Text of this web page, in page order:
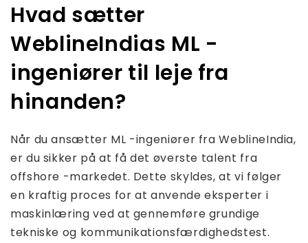
Hvad sætter
WeblineIndias ML -
ingeniører til leje fra
hinanden?
Når du ansætter ML -ingeniører fra WeblineIndia,
er du sikker på at få det øverste talent fra
offshore -markedet. Dette skyldes, at vi følger
en kraftig proces for at anvende eksperter i
maskinlæring ved at gennemføre grundige
tekniske og kommunikationsfærdighedstest.